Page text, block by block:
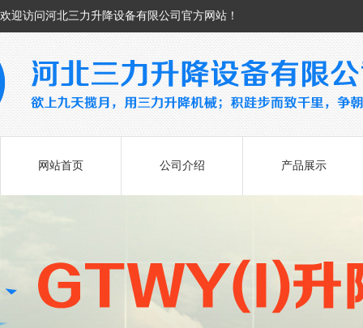
欢迎访问河北三力升降设备有限公司官方网站！
网站首页 公司介绍 产品展示